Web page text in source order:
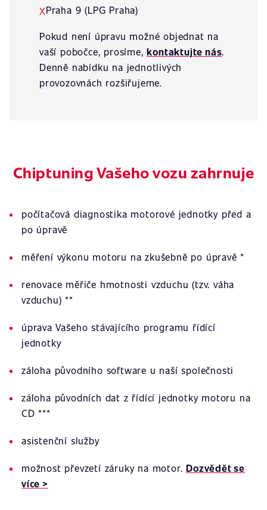
XPraha 9 (LPG Praha)
Pokud není úpravu možné objednat na
vaší pobočce, prosíme,kontaktujte nás.
Denně nabídku na jednotlivých
provozovnách rozšiřujeme.
Chiptuning Vašeho vozu zahrnuje
počítačová diagnostika motorové jednotky před a
po úpravě
měření výkonu motoru na zkušebně po úpravě *
renovace měřiče hmotnosti vzduchu (tzv. váha
vzduchu) **
úprava Vašeho stávajícího programu řídící
jednotky
záloha původního software u naší společnosti
záloha původních dat z řídící jednotky motoru na
CD ***
asistenční služby
možnost převzetí záruky na motor.Dozvědět se
více >